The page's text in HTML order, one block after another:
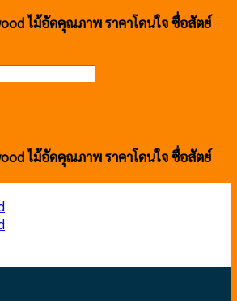
ไม้อัดคุณภาพ ราคาโดนใจ ซื่อสัตย์
ไม้อัดคุณภาพ ราคาโดนใจ ซื่อสัตย์